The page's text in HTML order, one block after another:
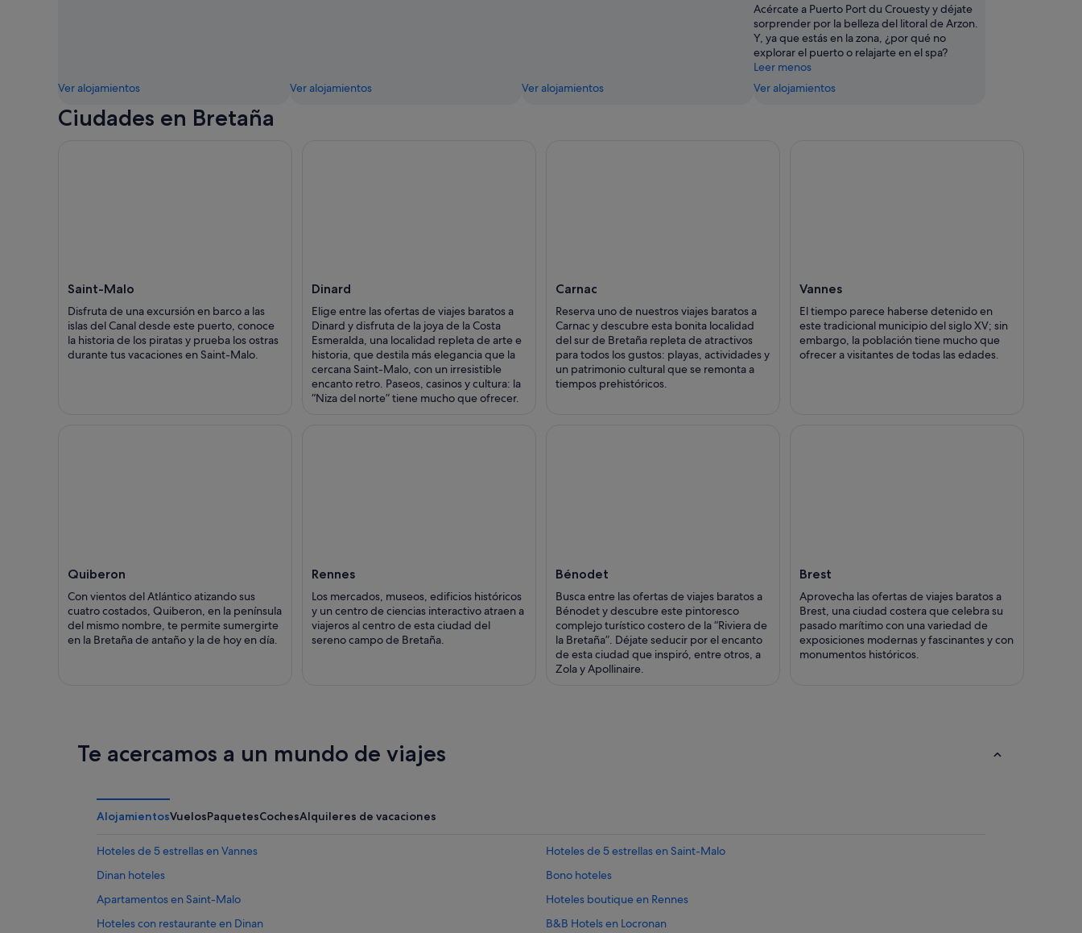
Ver alojamientos Ver alojamientos Ver alojamientos
Acércate a Puerto Port du Crouesty y déjate
sorprender por la belleza del litoral de Arzon.
Y, ya que estás en la zona, ¿por qué no
explorar el puerto o relajarte en el spa?
Leer menos
Ver alojamientos
Ciudades en Bretaña
Saint-Malo
Disfruta de una excursión en barco a las
islas del Canal desde este puerto, conoce
la historia de los piratas y prueba los ostras
durante tus vacaciones en Saint-Malo.
Dinard
Elige entre las ofertas de viajes baratos a
Dinard y disfruta de la joya de la Costa
Esmeralda, una localidad repleta de arte e
historia, que destila más elegancia que la
cercana Saint-Malo, con un irresistible
encanto retro. Paseos, casinos y cultura: la
“Niza del norte” tiene mucho que ofrecer.
Carnac
Reserva uno de nuestros viajes baratos a
Carnac y descubre esta bonita localidad
del sur de Bretaña repleta de atractivos
para todos los gustos: playas, actividades y
un patrimonio cultural que se remonta a
tiempos prehistóricos.
Vannes
El tiempo parece haberse detenido en
este tradicional municipio del siglo XV; sin
embargo, la población tiene mucho que
ofrecer a visitantes de todas las edades.
Quiberon
Con vientos del Atlántico atizando sus
cuatro costados, Quiberon, en la península
del mismo nombre, te permite sumergirte
en la Bretaña de antaño y la de hoy en día.
Rennes
Los mercados, museos, edificios históricos
y un centro de ciencias interactivo atraen a
viajeros al centro de esta ciudad del
sereno campo de Bretaña.
Bénodet
Busca entre las ofertas de viajes baratos a
Bénodet y descubre este pintoresco
complejo turístico costero de la “Riviera de
la Bretaña”. Déjate seducir por el encanto
de esta ciudad que inspiró, entre otros, a
Zola y Apollinaire.
Brest
Aprovecha las ofertas de viajes baratos a
Brest, una ciudad costera que celebra su
pasado marítimo con una variedad de
exposiciones modernas y fascinantes y con
monumentos históricos.
Te acercamos a un mundo de viajes
AlojamientosVuelosPaquetesCochesAlquileres de vacaciones
Hoteles de 5 estrellas en Vannes
Hoteles de 5 estrellas en Saint-Malo
Dinan hoteles
Bono hoteles
Apartamentos en Saint-Malo
Hoteles boutique en Rennes
Hoteles con restaurante en Dinan
B&B Hotels en Locronan